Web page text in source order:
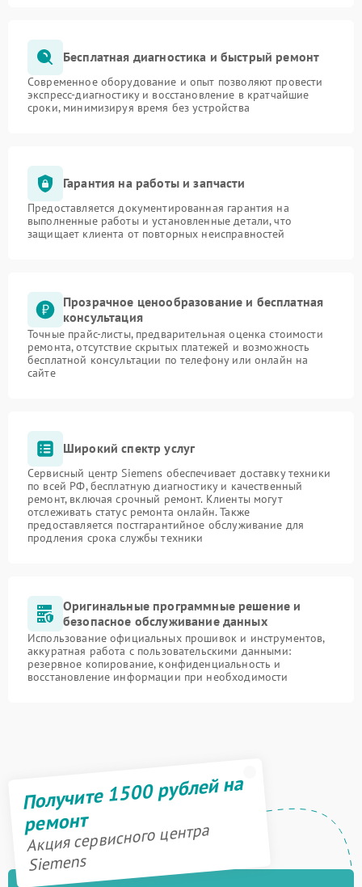
Бесплатная диагностика и быстрый ремонт
Современное оборудование и опыт позволяют провести
экспресс-диагностику и восстановление в кратчайшие
сроки, минимизируя время без устройства
Гарантия на работы и запчасти
Предоставляется документированная гарантия на
выполненные работы и установленные детали, что
защищает клиента от повторных неисправностей
Прозрачное ценообразование и бесплатная
консультация
Точные прайс-листы, предварительная оценка стоимости
ремонта, отсутствие скрытых платежей и возможность
бесплатной консультации по телефону или онлайн на
сайте
Широкий спектр услуг
Сервисный центр Siemens обеспечивает доставку техники
по всей РФ, бесплатную диагностику и качественный
ремонт, включая срочный ремонт. Клиенты могут
отслеживать статус ремонта онлайн. Также
предоставляется постгарантийное обслуживание для
продления срока службы техники
Оригинальные программные решение и
безопасное обслуживание данных
Использование официальных прошивок и инструментов,
аккуратная работа с пользовательскими данными:
резервное копирование, конфиденциальность и
восстановление информации при необходимости
Получите 1500 рублей на
ремонт
Акция сервисного центра
Siemens